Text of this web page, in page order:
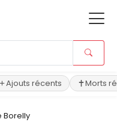
Ajouts récents Morts
Borelly